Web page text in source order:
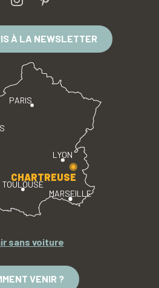
À LA NEWSLETTER
PARIS
LYON
TOULOUSE
MARSEILLE
CHARTREUSE
sans voiture
VENIR ?